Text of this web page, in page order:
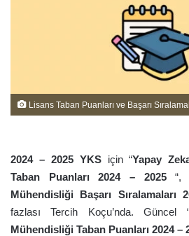
Lisans Taban Puanları ve Başarı
2024 – 2025YKSiçin “Yapay
Taban Puanları 2024 – 2025 “,
Mühendisliği Başarı Sıralamaları
fazlası Tercih Koçu’nda. Güncel
Mühendisliği Taban Puanları 2024 –